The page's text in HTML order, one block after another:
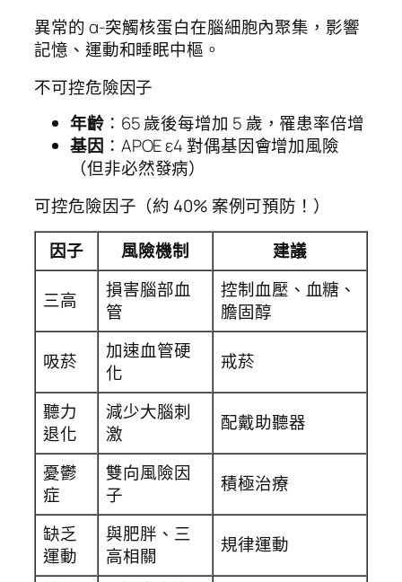
異常的 α-突觸核蛋白在腦細胞內聚集，影響
記憶、運動和睡眠中樞。
不可控危險因子
年齡：65 歲後每增加 5 歲，罹患率倍增
基因 ：APOE ε4 對偶基因會增加風險
（但非必然發病）
可控危險因子（約 40% 案例可預防！）
因子
風險機制 建議
三高
損害腦部血
管
控制血壓、血糖、
膽固醇
吸菸
加速血管硬
化
戒菸
聽力
退化
減少大腦刺
激
配戴助聽器
憂鬱
症
雙向風險因
子
積極治療
缺乏
運動
與肥胖、三
高相關
規律運動